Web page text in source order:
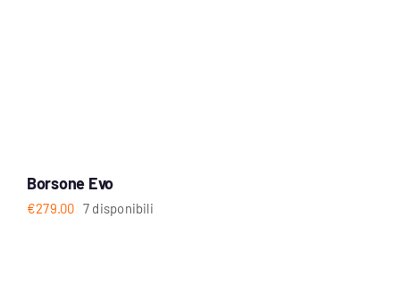
Borsone Evo
€279.00 7 disponibili